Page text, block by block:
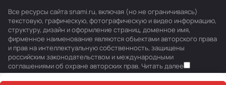
Все ресурсы сайта snami.ru, включая (но не ограничиваясь)
текстовую, графическую, фотографическую и видео информацию,
структуру, дизайн и оформление страниц, доменное имя,
фирменное наименование являются объектами авторского права
и прав на интеллектуальную собственность, защищены
российским законодательством и международными
соглашениями об охране авторских прав. Читать далее